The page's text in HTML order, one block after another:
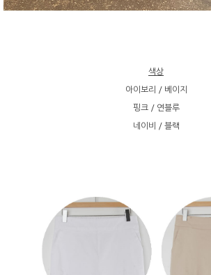
색상
아이보리 / 베이지
핑크 / 연블루
네이비 / 블랙